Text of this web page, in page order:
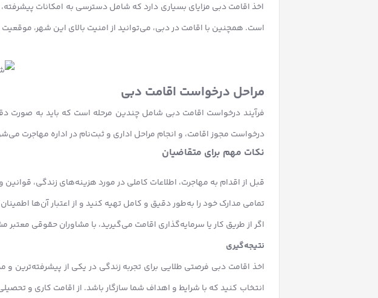
اخذ اقامت دبی مزایای بسیاری دارد که شامل دسترسی به امکانات
است. همچنین با اقامت در دبی، می‌توانید از امنیت بالای این شهر،
مراحل درخواست اقامت دبی
فرآیند درخواست اقامت دبی شامل چندین مرحله است که باید به صورت
درخواست مجوز اقامت، و انجام مراحل اداری و ثبت‌نام در اداره مهاجرت
نکات مهم برای متقاضیان
قبل از اقدام به مهاجرت، اطلاعات کاملی در مورد هزینه‌های زندگی،
تمامی مدارک خود را به‌طور دقیق و کامل تهیه کنید و از اعتبار آن‌ها
اگر از طریق کار یا سرمایه‌گذاری اقامت می‌گیرید، با مشاوران حقوقی معتبر
نتیجه‌گیری
اخذ اقامت دبی فرصتی طلایی برای تجربه زندگی در یکی از پیشرفته‌ترین
انتخاب کنید که با شرایط و اهداف شما سازگار باشد. از اقامت کاری و